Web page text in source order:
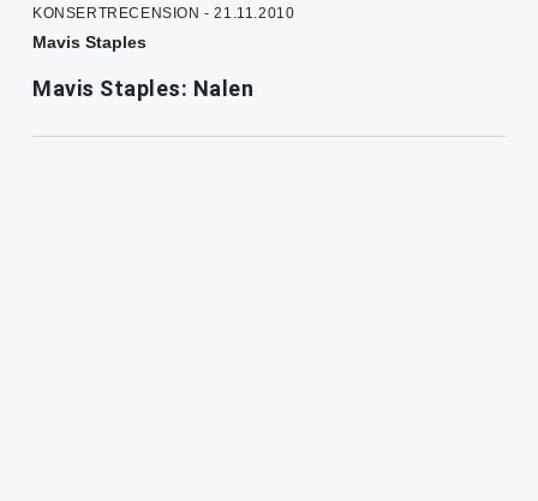
KONSERTRECENSION - 21.11.2010
Mavis Staples
Mavis Staples: Nalen